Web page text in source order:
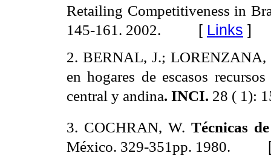
Retailing Competitiveness in
145-161. 2002.
[ Links ]
2. BERNAL, J.; LORENZANA,
en hogares de escasos
central y andina. INCI. 28 ( 1):
3. COCHRAN, W. Técnicas
México. 329-351pp. 1980.